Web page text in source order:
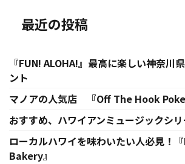
最近の投稿
『FUN! ALOHA!』最高に楽しい神奈川
ント
マノアの人気店 『Off The Hook
おすすめ、ハワイアンミュージックシリ
ローカルハワイを味わいたい人必見！
Bakery』